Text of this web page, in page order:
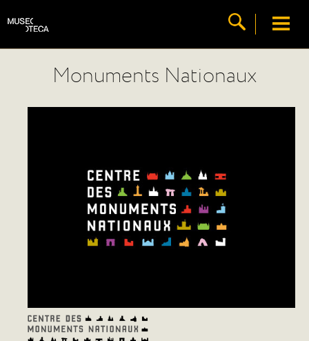
Monuments Nationaux